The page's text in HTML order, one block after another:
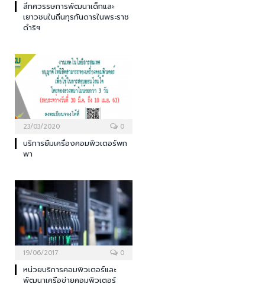
สี่ทศวรรษการพัฒนาเด็กและ
เยาวชนในถิ่นทุรกันดารในพระราช
ดำริฯ
23/03/2020 0
บริการยืมเครื่องคอมพิวเตอร์พก
พา
19/06/2017 0
หน่วยบริการคอมพิวเตอร์และ
พัฒนาเครือข่ายคอมพิวเตอร์